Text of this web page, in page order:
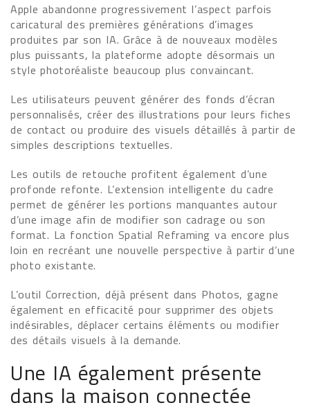
Apple abandonne progressivement l’aspect parfois
caricatural des premières générations d’images
produites par son IA. Grâce à de nouveaux modèles
plus puissants, la plateforme adopte désormais un
style photoréaliste beaucoup plus convaincant.
Les utilisateurs peuvent générer des fonds d’écran
personnalisés, créer des illustrations pour leurs fiches
de contact ou produire des visuels détaillés à partir de
simples descriptions textuelles.
Les outils de retouche profitent également d’une
profonde refonte. L’extension intelligente du cadre
permet de générer les portions manquantes autour
d’une image afin de modifier son cadrage ou son
format. La fonction Spatial Reframing va encore plus
loin en recréant une nouvelle perspective à partir d’une
photo existante.
L’outil Correction, déjà présent dans Photos, gagne
également en efficacité pour supprimer des objets
indésirables, déplacer certains éléments ou modifier
des détails visuels à la demande.
Une IA également présente
dans la maison connectée